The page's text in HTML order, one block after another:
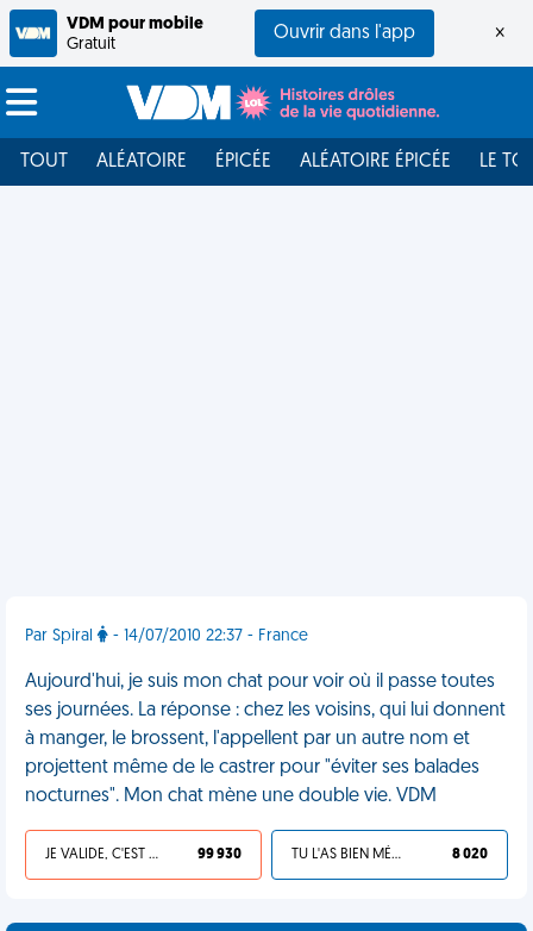
VDM pour mobile
Gratuit
Ouvrir dans l'app ×
TOUT ALÉATOIRE ÉPICÉE ALÉATOIRE ÉPICÉE LE
Par Spiral - 14/07/2010 22:37 - France
Aujourd'hui, je suis mon chat pour voir où il passe toutes
ses journées. La réponse : chez les voisins, qui lui donnent
à manger, le brossent, l'appellent par un autre nom et
projettent même de le castrer pour "éviter ses balades
nocturnes". Mon chat mène une double vie. VDM
JE VALIDE, C'EST UNE VDM 99 930 TU L'AS BIEN MÉRITÉ 8 020